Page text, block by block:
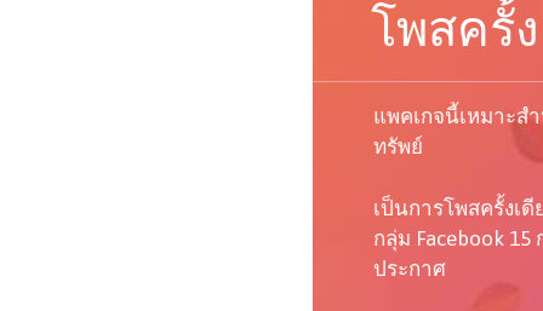
โพสครั้
แพคเกจนี้เหมาะส
ทรัพย์
เป็นการโพสครั้งเดี
กลุ่ม Facebook
ประกาศ